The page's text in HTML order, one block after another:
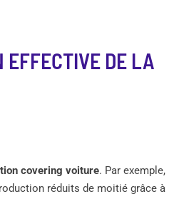
EFFECTIVE DE LA
covering voiture. Par exemple,
réduits de moitié grâce à